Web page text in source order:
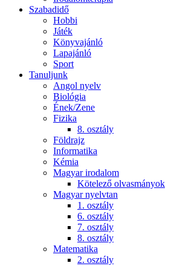
Szabadidő
Hobbi
Játék
Könyvajánló
Lapajánló
Sport
Tanuljunk
Angol nyelv
Biológia
Ének/Zene
Fizika
8. osztály
Földrajz
Informatika
Kémia
Magyar irodalom
Kötelező olvasmányok
Magyar nyelvtan
1. osztály
6. osztály
7. osztály
8. osztály
Matematika
2. osztály